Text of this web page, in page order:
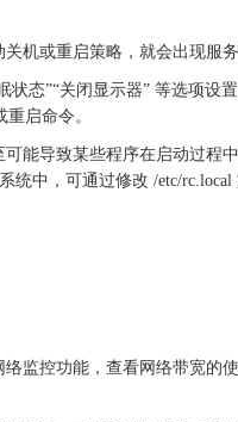
机或重启策略，就会出现服务
态”“关闭显示器” 等选项
启命令。
能导致某些程序在启动过程
中，可通过修改 /etc/
监控功能，查看网络带宽的